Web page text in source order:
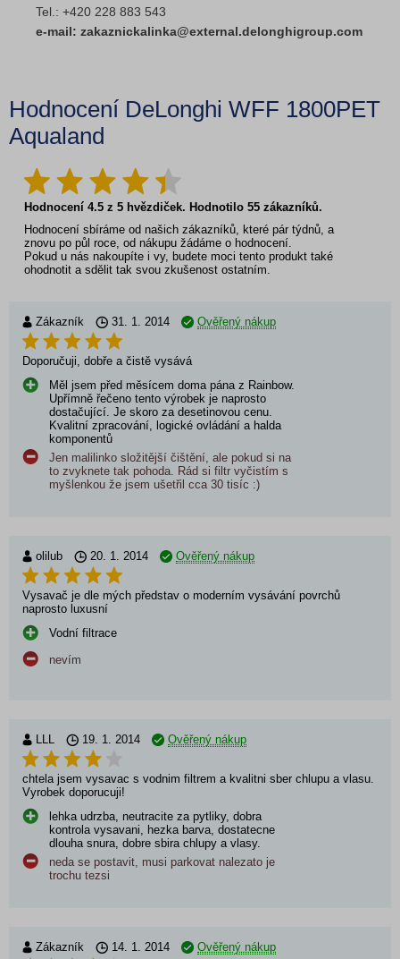
Tel.: +420 228 883 543
e-mail: zakaznickalinka@external.delonghigroup.com
Hodnocení DeLonghi WFF 1800PET
Aqualand
Hodnocení 4.5 z 5 hvězdiček. Hodnotilo 55 zákazníků.
Hodnocení sbíráme od našich zákazníků, které pár týdnů, a
znovu po půl roce, od nákupu žádáme o hodnocení.
Pokud u nás nakoupíte i vy, budete moci tento produkt také
ohodnotit a sdělit tak svou zkušenost ostatním.
Zákazník 31. 1. 2014 Ověřený nákup
Doporučuji, dobře a čistě vysává
Měl jsem před měsícem doma pána z Rainbow.
Upřímně řečeno tento výrobek je naprosto
dostačující. Je skoro za desetinovou cenu.
Kvalitní zpracování, logické ovládání a halda
komponentů
Jen malilinko složitější čištění, ale pokud si na
to zvyknete tak pohoda. Rád si filtr vyčistím s
myšlenkou že jsem ušetřil cca 30 tisíc :)
olilub 20. 1. 2014 Ověřený nákup
Vysavač je dle mých představ o moderním vysávání povrchů
naprosto luxusní
Vodní filtrace
nevím
LLL 19. 1. 2014 Ověřený nákup
chtela jsem vysavac s vodnim filtrem a kvalitni sber chlupu a vlasu.
Vyrobek doporucuji!
lehka udrzba, neutracite za pytliky, dobra
kontrola vysavani, hezka barva, dostatecne
dlouha snura, dobre sbira chlupy a vlasy.
neda se postavit, musi parkovat nalezato je
trochu tezsi
Zákazník 14. 1. 2014 Ověřený nákup